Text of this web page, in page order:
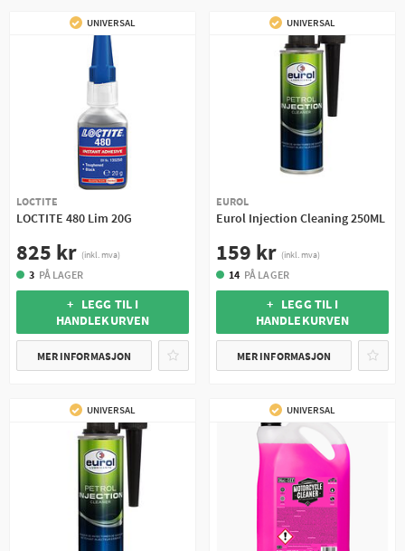
UNIVERSAL
LOCTITE
LOCTITE 480 Lim 20G
825 kr (inkl. mva)
3 PÅ LAGER
+ LEGG TIL I
HANDLEKURVEN
MER INFORMASJON
UNIVERSAL
EUROL
Eurol Injection Cleaning 250ML
159 kr (inkl. mva)
14 PÅ LAGER
+ LEGG TIL I
HANDLEKURVEN
MER INFORMASJON
UNIVERSAL UNIVERSAL